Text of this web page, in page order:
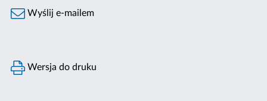
Wyślij e-mailem
Wersja do druku